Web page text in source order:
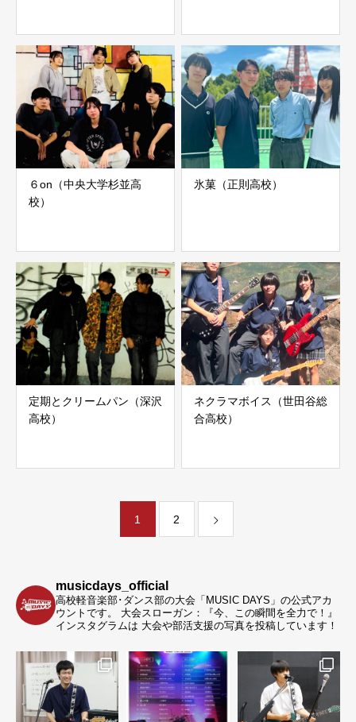
６on（中央大学杉並高
校）
氷菓（正則高校）
定期とクリームパン（深沢
高校）
ネクラマボイス（世田谷総
合高校）
1 2
musicdays_official
高校軽音楽部･ダンス部の大会「MUSIC DAYS」の公式アカ
ウントです。
大会スローガン：『今、この瞬間を全力で！』
インスタグラムは 大会や部活支援の写真を投稿しています！